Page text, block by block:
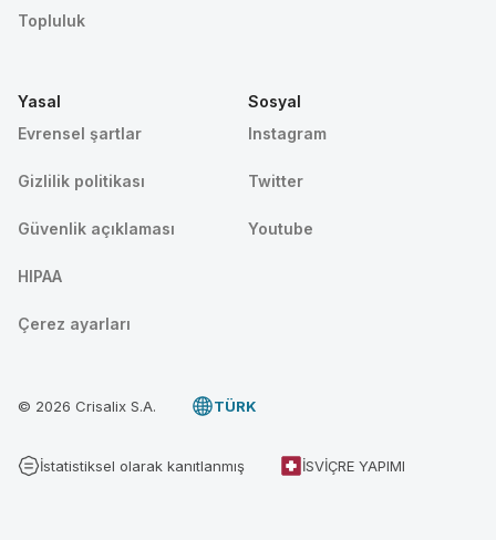
Topluluk
Yasal
Evrensel şartlar
Gizlilik politikası
Güvenlik açıklaması
HIPAA
Çerez ayarları
Sosyal
Instagram
Twitter
Youtube
© 2026 Crisalix S.A. TÜRK
İstatistiksel olarak kanıtlanmış İSVIÇRE YAPIMI